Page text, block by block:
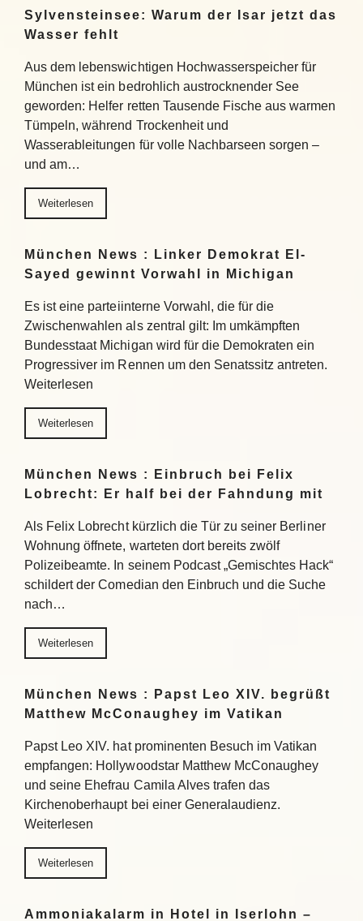
Sylvensteinsee: Warum der Isar jetzt das
Wasser fehlt
Aus dem lebenswichtigen Hochwasserspeicher für
München ist ein bedrohlich austrocknender See
geworden: Helfer retten Tausende Fische aus warmen
Tümpeln, während Trockenheit und
Wasserableitungen für volle Nachbarseen sorgen –
und am…
Weiterlesen
München News : Linker Demokrat El-
Sayed gewinnt Vorwahl in Michigan
Es ist eine parteiinterne Vorwahl, die für die
Zwischenwahlen als zentral gilt: Im umkämpften
Bundesstaat Michigan wird für die Demokraten ein
Progressiver im Rennen um den Senatssitz antreten.
Weiterlesen
Weiterlesen
München News : Einbruch bei Felix
Lobrecht: Er half bei der Fahndung mit
Als Felix Lobrecht kürzlich die Tür zu seiner Berliner
Wohnung öffnete, warteten dort bereits zwölf
Polizeibeamte. In seinem Podcast „Gemischtes Hack“
schildert der Comedian den Einbruch und die Suche
nach…
Weiterlesen
München News : Papst Leo XIV. begrüßt
Matthew McConaughey im Vatikan
Papst Leo XIV. hat prominenten Besuch im Vatikan
empfangen: Hollywoodstar Matthew McConaughey
und seine Ehefrau Camila Alves trafen das
Kirchenoberhaupt bei einer Generalaudienz.
Weiterlesen
Weiterlesen
Ammoniakalarm in Hotel in Iserlohn –